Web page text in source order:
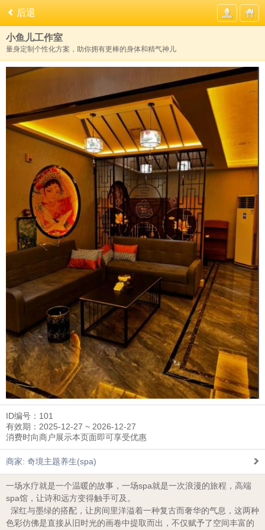
后退
小鱼儿工作室
量身定制个性化方案，助你拥有更棒的身体和精气神儿
ID编号：101
有效期：2025-12-27 ~ 2026-12-27
消费时向商户展示本页面即可享受优惠
商家: 奇境主题养生(spa)
一场水疗就是一个温暖的故事，一场spa就是一次浪漫的旅程，高端
spa馆，让诗和远方变得触手可及。
深红与墨绿的搭配，让房间里洋溢着一种复古而奢华的气息，这两种
色彩仿佛是直接从旧时光的画卷中提取而出，不仅赋予了空间丰富的